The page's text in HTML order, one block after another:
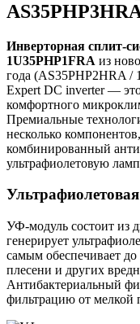
Инверторная сплит-
1U35PHP1FRA из
года (AS35PHP2HRA /
Expert DC inverter —
комфортного
Премиальные
несколько
комбинированный
ультрафиолетовую
УФ-модуль состоит из
генерирует
самым обеспечивает
плесени и других
Антибактериальный
фильтрацию от мелкой